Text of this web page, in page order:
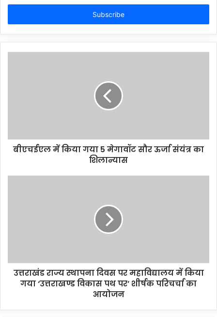
Email
बीएचईएल में किया गया 5 मेगावॉट सौर ऊर्जा संयंत्र का
शिलान्यास
उत्तराखंड राज्य स्थापना दिवस पर महाविद्यालय में किया
गया ‘उत्तराखण्ड विकास पथ पर’ शीर्षक परिचर्चा का
आयोजन